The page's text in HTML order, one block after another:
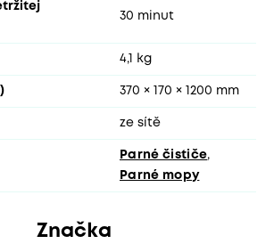
30 minut
4,1 kg
370 × 170 × 1200 mm
ze sítě
Parné čističe,
Parné mopy
Značka